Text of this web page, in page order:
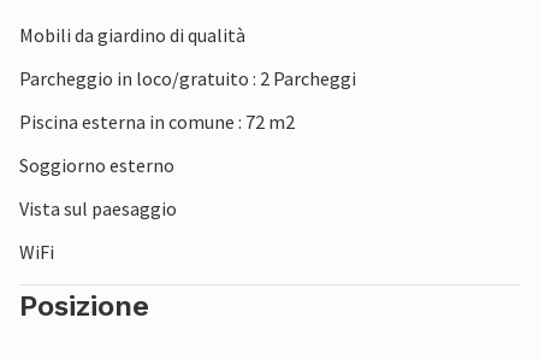
Perugia e Assisi (circa 60 km). E se la scelta è troppo
piccolo paradiso in loco. La proprietaria sarà lieta di
cucinare piatti locali per i suoi ospiti su richiesta.
Mobili da giardino di qualità
Parcheggio in loco/gratuito : 2 Parcheggi
Piscina esterna in comune : 72 m2
Soggiorno esterno
Vista sul paesaggio
WiFi
Posizione